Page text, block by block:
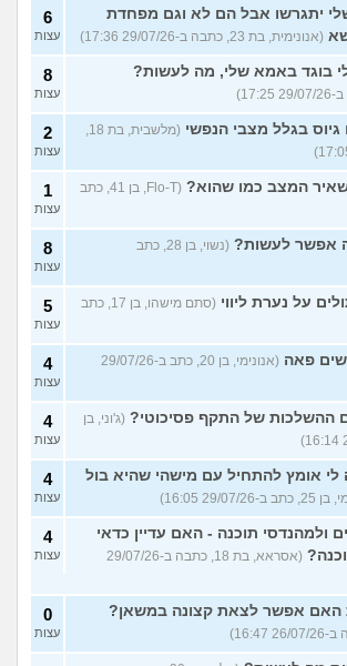
יתגרשו אבל הם לא וגם מפחדת
(אנונימית, בת 23, כתבה ב-29/07/26 17:36)
6
עצות
בוגד באמא שלי, מה לעשות? 8
עצות
בגלל מצבי הנפשי
(מלשבית, בת 18,
2
עצות
המצב כמו שהוא?
(Flo-T, בן 41, כתב
1
עצות
אפשר לעשות?
(נשוי, בן 28, כתב
8
עצות
על נערת ליווי
(סתם מישהו, בן 17, כתב
5
עצות
פאה
(אנונימי, בן 20, כתב ב-29/07/26
4
עצות
ההשלכות של התקף פסיכוטי? (ג'וני, בן
4
עצות
אומץ להתחיל עם מישהי שהיא בול
29/07/26 16:05)
4
עצות
ולמהנדסי תוכנה - האם עדיין כדאי
(אסראא, בת 18, כתבה ב-29/07/26
4
עצות
האם אפשר לצאת קצונה במשאן? 0
עצות